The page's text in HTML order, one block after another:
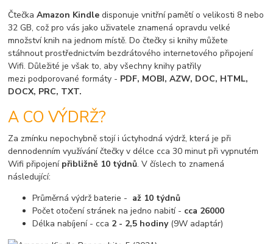
ČtečkaAmazon Kindle disponuje vnitřní pamětí o velikosti 8 nebo
32 GB, což pro vás jako uživatele znamená opravdu velké
množství knih na jednom místě. Do čtečky si knihy můžete
stáhnout prostřednictvím bezdrátového internetového připojení
Wifi. Důležité je však to, aby všechny knihy patřily
mezi podporované formáty - PDF, MOBI, AZW, DOC, HTML,
DOCX, PRC, TXT.
A CO VÝDRŽ?
Za zmínku nepochybně stojí i úctyhodná výdrž, která je při
dennodenním využívání čtečky v délce cca 30 minut při vypnutém
Wifi připojení přibližně 10 týdnů. V číslech to znamená
následující:
Průměrná výdrž baterie - až 10 týdnů
Počet otočení stránek na jedno nabití - cca 26000
Délka nabíjení - cca 2 - 2,5 hodiny(9W adaptár)